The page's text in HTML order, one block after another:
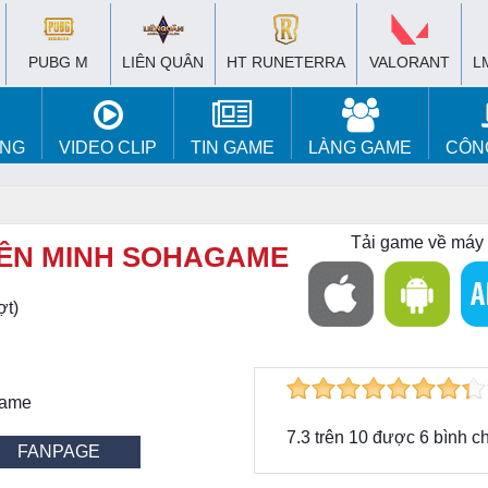
PUBG M LIÊN QUÂN HT RUNETERRA VALORANT
VIDEO CLIP TIN GAME LÀNG GAME
Tải game về máy
MINH SOHAGAME
FANPAGE
7.3 trên 10 được 6 bình